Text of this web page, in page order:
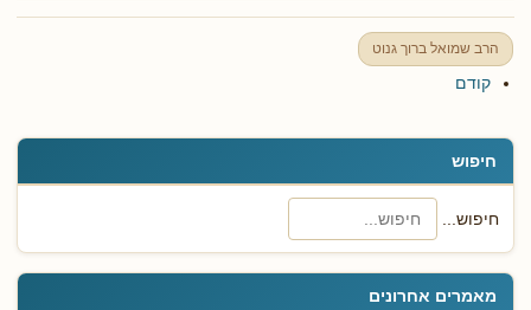
חיפוש
חיפוש...
מאמרים אחרונים
הרב שמואל ברוך גנוט
קודם